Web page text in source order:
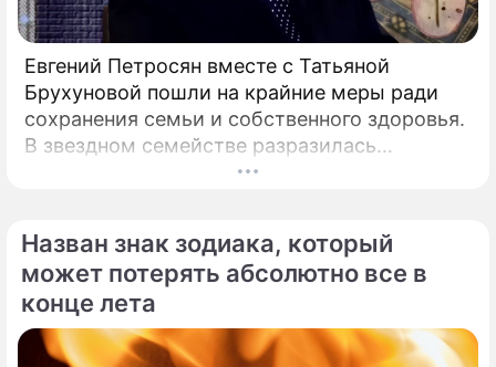
Евгений Петросян вместе с Татьяной
Брухуновой пошли на крайние меры ради
сохранения семьи и собственного здоровья.
В звездном семействе разразилась
настоящая тихая драма, которая вынудила
Назван знак зодиака, который
может потерять абсолютно все в
конце лета